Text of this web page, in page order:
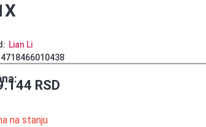
Lian Li
4718466010438
RSD
na stanju